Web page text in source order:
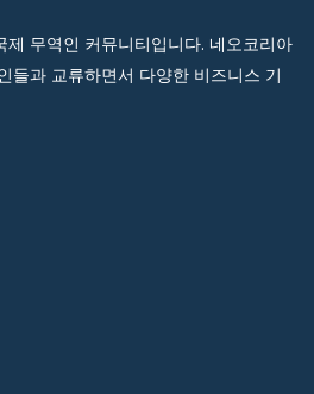
제 무역인 커뮤니티입니다. 네오코리아
들과 교류하면서 다양한 비즈니스 기